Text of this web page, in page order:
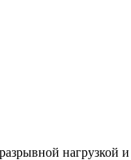
нагрузкой